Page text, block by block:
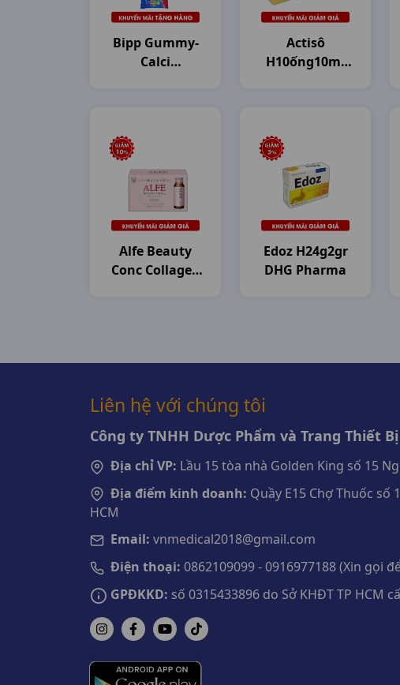
Bipp Gummy-
Calci
Actisô
H10ống10ml
Alfe Beauty
Conc Collagen
Edoz H24g2gr
DHG Pharma
Liên hệ với chúng tôi
Công ty TNHH Dược Phẩm và Trang Thiết
Địa chỉ VP: Lầu 15 tòa nhà Golden King số 15
Địa điểm kinh doanh: Quầy E15 Chợ Thuốc số
HCM
Email: vnmedical2018@gmail.com
Điện thoại: 0862109099 - 0916977188 (Xin gọi
GPĐKKD: số 0315433896 do Sở KHĐT TP HCM